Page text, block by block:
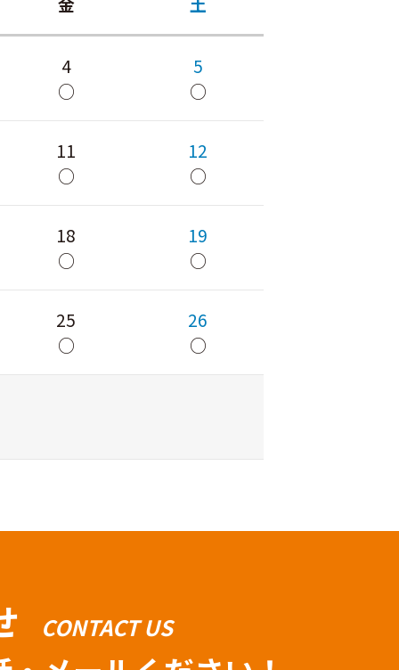
4
○
5
○
11
○
12
○
18
○
19
○
25
○
26
○
CONTACT US